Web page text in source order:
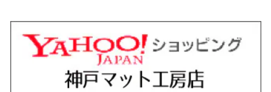
H24/5～ 160系
カローラ・クロス
カローラ・スポーツ
H26/2～ V37
H11/6～H16/10 Y34
H1/6～H11/6 Y30
セレナ
H22/11～H28/9 C26
H15/6～R2/8 BN/BM/BL系
レガシィアウトバック
H15/10～ BP/BR/BS/BT系
レガシィツーリングワゴン
H30/6～ 160系
H24/10～ MJ系
フレアクロスオーバー
H26/1～ MS系
H30/6～ LA550/560S
ムーヴ
H26/12～R5/7 LA150/160S
ムーヴキャンバス
R5/11～ MK54S・MK94S
H23/1～H27/8 MA15S
H27/8～R2/12 MA26/36/46S
ハスラー
H26/1～ MR系
R5/5～ B30系/BA系
パジェロ
H18/10～R1/8 7人乗ロング V90系
H11/6～H30/7 バン HH5・HH6
H21/12～R3/4 トラック
アコード・アコードハイブリッド
H25/6～R2/2 CR系